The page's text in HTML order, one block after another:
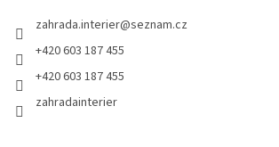
zahrada.interier@seznam.cz
+420 603 187 455
+420 603 187 455
zahradainterier